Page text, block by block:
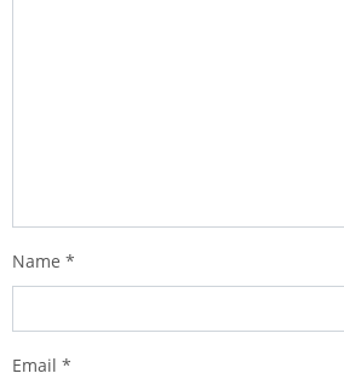
Name *
Email *